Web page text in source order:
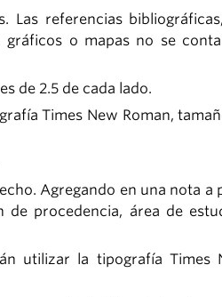
Las referencias
o mapas no se
de 2.5 de cada lado.
Times New Roman,
Agregando en una nota a
de procedencia, área de
utilizar la tipografía Times